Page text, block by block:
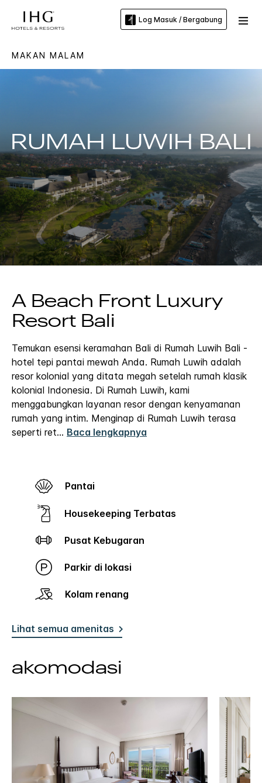
Log Masuk / Bergabung
MAKAN MALAM
RUMAH LUWIH BALI
A Beach Front Luxury
Resort Bali
Temukan esensi keramahan Bali di Rumah Luwih Bali -
hotel tepi pantai mewah Anda. Rumah Luwih adalah
resor kolonial yang ditata megah setelah rumah klasik
kolonial Indonesia. Di Rumah Luwih, kami
menggabungkan layanan resor dengan kenyamanan
rumah yang intim. Menginap di Rumah Luwih terasa
seperti ret... Baca lengkapnya
Pantai
Housekeeping Terbatas
Pusat Kebugaran
Parkir di lokasi
Kolam renang
Lihat semua amenitas
akomodasi